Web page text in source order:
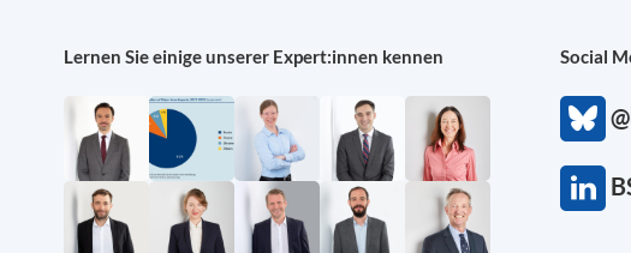
Lernen Sie einige unserer Expert:innen kennen Social